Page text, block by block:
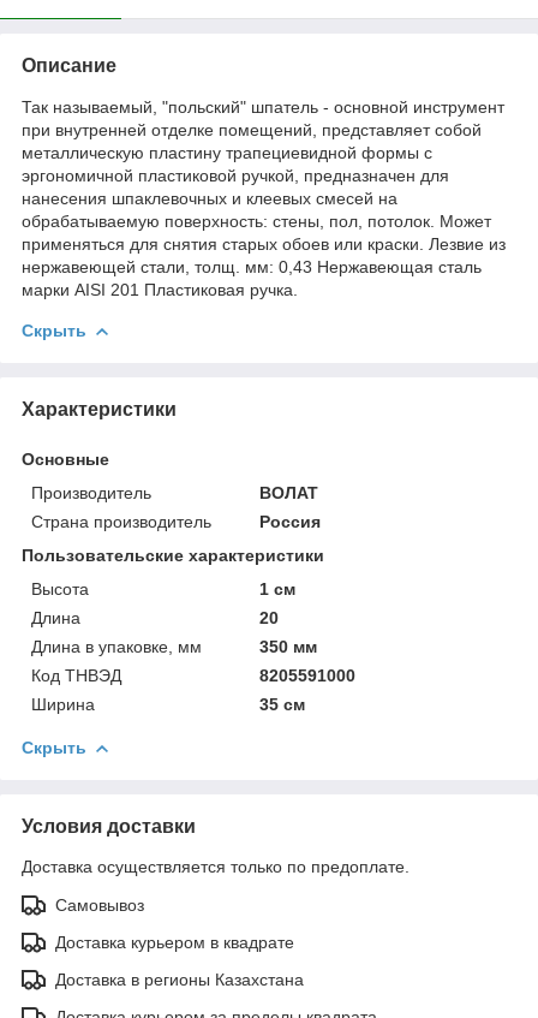
Описание
Так называемый, "польский" шпатель - основной инструмент
при внутренней отделке помещений, представляет собой
металлическую пластину трапециевидной формы с
эргономичной пластиковой ручкой, предназначен для
нанесения шпаклевочных и клеевых смесей на
обрабатываемую поверхность: стены, пол, потолок. Может
применяться для снятия старых обоев или краски. Лезвие из
нержавеющей стали, толщ. мм: 0,43 Нержавеющая сталь
марки AISI 201 Пластиковая ручка.
Скрыть
Характеристики
Основные
Производитель
ВОЛАТ
Страна производитель
Россия
Пользовательские характеристики
Высота
1 см
Длина
20
Длина в упаковке, мм
350 мм
Код ТНВЭД
8205591000
Ширина
35 см
Скрыть
Условия доставки
Доставка осуществляется только по предоплате.
Самовывоз
Доставка курьером в квадрате
Доставка в регионы Казахстана